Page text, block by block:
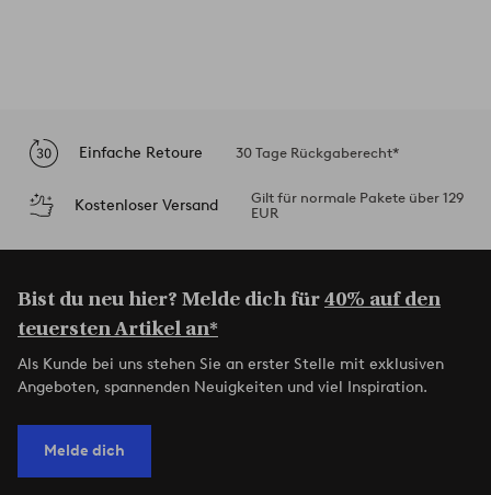
Einfache Retoure 30 Tage Rückgaberecht*
Kostenloser Versand
Gilt für normale Pakete über 129
EUR
Bist du neu hier? Melde dich für40% auf den
teuersten Artikel an*
Als Kunde bei uns stehen Sie an erster Stelle mit exklusiven
Angeboten, spannenden Neuigkeiten und viel Inspiration.
Melde dich